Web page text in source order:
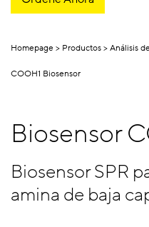
Homepage Productos Análisis
COOH1 Biosensor
Biosensor
Biosensor SPR
amina de baja